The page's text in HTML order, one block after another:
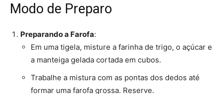
Modo de Preparo
Preparando a Farofa:
Em uma tigela, misture a farinha de trigo, o açúcar e
a manteiga gelada cortada em cubos.
Trabalhe a mistura com as pontas dos dedos até
formar uma farofa grossa. Reserve.